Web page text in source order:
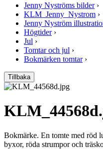
Jenny Nyströms bilder ›
KLM_Jenny_Nystrom ›
Jenny Nyström
Högtider ›
Jul ›
Tomtar och jul ›
Bokmärken tomtar ›
Tillbaka
Bokmärke. En tomte med röd
byxor, röda strumpor och